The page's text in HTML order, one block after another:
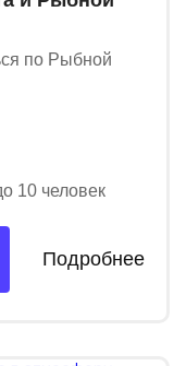
по Рыбной
10 человек
Подробнее